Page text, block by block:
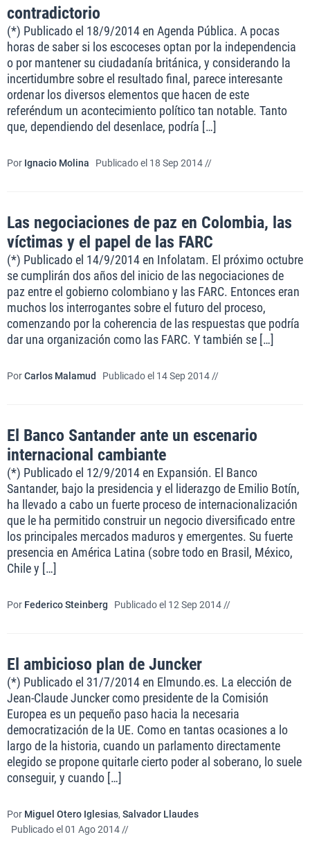
contradictorio
(*) Publicado el 18/9/2014 en Agenda Pública. A pocas
horas de saber si los escoceses optan por la independencia
o por mantener su ciudadanía británica, y considerando la
incertidumbre sobre el resultado final, parece interesante
ordenar los diversos elementos que hacen de este
referéndum un acontecimiento político tan notable. Tanto
que, dependiendo del desenlace, podría […]
Por Ignacio Molina Publicado el 18 Sep 2014 //
Las negociaciones de paz en Colombia, las
víctimas y el papel de las FARC
(*) Publicado el 14/9/2014 en Infolatam. El próximo octubre
se cumplirán dos años del inicio de las negociaciones de
paz entre el gobierno colombiano y las FARC. Entonces eran
muchos los interrogantes sobre el futuro del proceso,
comenzando por la coherencia de las respuestas que podría
dar una organización como las FARC. Y también se […]
PorCarlos Malamud Publicado el 14 Sep 2014 //
El Banco Santander ante un escenario
internacional cambiante
(*) Publicado el 12/9/2014 en Expansión. El Banco
Santander, bajo la presidencia y el liderazgo de Emilio Botín,
ha llevado a cabo un fuerte proceso de internacionalización
que le ha permitido construir un negocio diversificado entre
los principales mercados maduros y emergentes. Su fuerte
presencia en América Latina (sobre todo en Brasil, México,
Chile y […]
Por Federico Steinberg Publicado el 12 Sep 2014 //
El ambicioso plan de Juncker
(*) Publicado el 31/7/2014 en Elmundo.es. La elección de
Jean-Claude Juncker como presidente de la Comisión
Europea es un pequeño paso hacia la necesaria
democratización de la UE. Como en tantas ocasiones a lo
largo de la historia, cuando un parlamento directamente
elegido se propone quitarle cierto poder al soberano, lo suele
conseguir, y cuando […]
Por Miguel Otero Iglesias, Salvador Llaudes
Publicado el 01 Ago 2014 //